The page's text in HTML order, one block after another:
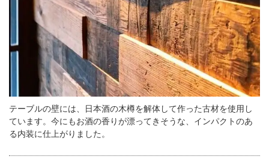
テーブルの壁には、日本酒の木樽を解体して作った古材を使用し
ています。今にもお酒の香りが漂ってきそうな、インパクトのあ
る内装に仕上がりました。